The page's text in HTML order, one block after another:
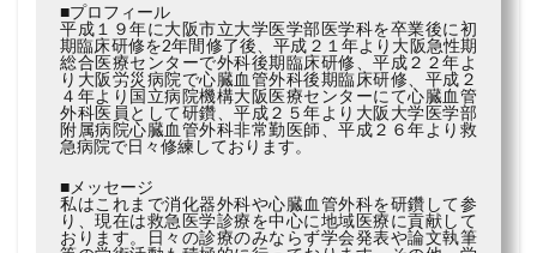
■プロフィール
平成１９年に大阪市立大学医学部医学科を卒業後に初
期臨床研修を2年間修了後、平成２１年より大阪急性期
総合医療センターで外科後期臨床研修、平成２２年よ
り大阪労災病院で心臓血管外科後期臨床研修、平成２
４年より国立病院機構大阪医療センターにて心臓血管
外科医員として研鑽、平成２５年より大阪大学医学部
附属病院心臓血管外科非常勤医師、平成２６年より救
急病院で日々修練しております。
■メッセージ
私はこれまで消化器外科や心臓血管外科を研鑽して参
り、現在は救急医学診療を中心に地域医療に貢献して
おります。日々の診療のみならず学会発表や論文執筆